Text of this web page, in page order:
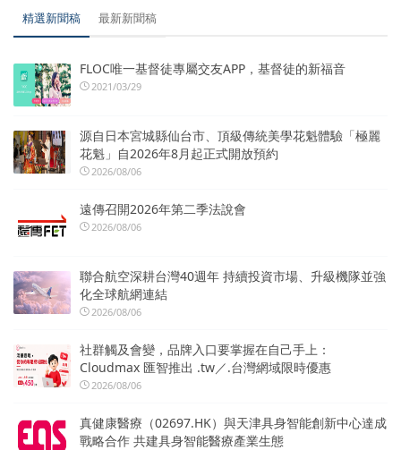
精選新聞稿 最新新聞稿
FLOC唯一基督徒專屬交友APP，基督徒的新福音
2021/03/29
源自日本宮城縣仙台市、頂級傳統美學花魁體驗「極麗
花魁」自2026年8月起正式開放預約
2026/08/06
遠傳召開2026年第二季法說會
2026/08/06
聯合航空深耕台灣40週年 持續投資市場、升級機隊並強
化全球航網連結
2026/08/06
社群觸及會變，品牌入口要掌握在自己手上：
Cloudmax 匯智推出 .tw／.台灣網域限時優惠
2026/08/06
真健康醫療（02697.HK）與天津具身智能創新中心達成
戰略合作 共建具身智能醫療產業生態